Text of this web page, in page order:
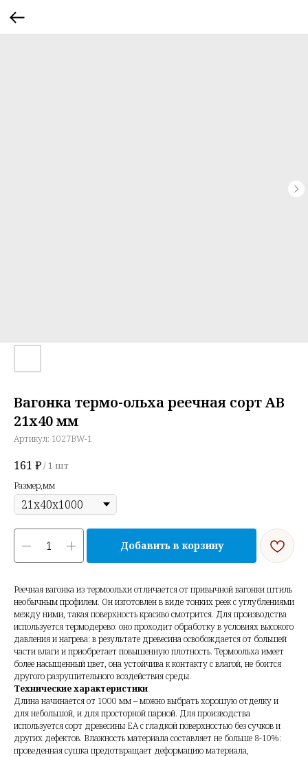
Вагонка термо-ольха реечная сорт АВ
21х40 мм
Артикул: 1027BW-1
161 ₽/1 шт
Размер,мм
Добавить в корзину
Реечная вагонка из термоольхи отличается от привычной вагонки штиль
необычным профилем. Он изготовлен в виде тонких реек с углублениями
между ними, такая поверхность красиво смотрится. Для производства
используется термодерево: оно проходит обработку в условиях высокого
давления и нагрева: в результате древесина освобождается от большей
части влаги и приобретает повышенную плотность. Термоольха имеет
более насыщенный цвет, она устойчива к контакту с влагой, не боится
другого разрушительного воздействия среды.
Технические характеристики
Длина начинается от 1000 мм – можно выбрать хорошую отделку и
для небольшой, и для просторной парной. Для производства
используется сорт древесины ЕА с гладкой поверхностью без сучков и
других дефектов. Влажность материала составляет не больше 8-10%:
проведенная сушка предотвращает деформацию материала,